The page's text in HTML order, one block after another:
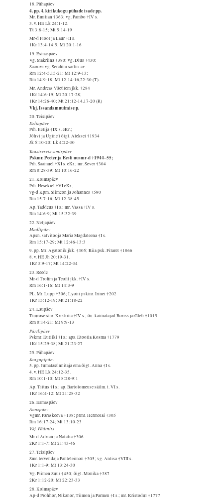
18. Pühapäev
4. pp. 4. kirikukogu pühade isade pp.
Mr. Emilian †363; vg. Pambo †IV s.
3. v. HE Lk 24:1-12.
Tt 3:8-15; Mt 5:14-19
Mr-d Floor ja Laur †II s.
1Kr 13:4-14:5; Mt 20:1-16
19. Esmaspäev
Vg. Makriina †380; vg. Dius †430;
Saarovi vg. Serafimi säilm. av.
Rm 12:4-5,15-21; Mt 12:9-13;
Rm 14:9-18; Mt 12:14-16,22-30 (T).
Mr. Andreas Väeülem jkk. †284
1Kr 14:6-19; Mt 20:17-28;
1Kr 14:26-40; Mt 21:12-14,17-20 (R)
Vkj. Issandamuutmise p.
20. Teisipäev
Eeliapäev
Prh. Eelija †IX s. eKr.;
Jõhvi ja Ugine'i õigl. Aleksei †1934
Jk 5:10-20; Lk 4:22-30
Taasiseseisvumispäev
Pskmr. Peeter ja Eesti uusmr-d †1944–55;
Prh. Saamuel †XI s. eKr.; mr. Sever †304
Rm 8:28-39; Mt 10:16-22
21. Kolmapäev
Prh. Hesekiel †VI eKr.;
vg-d Kpm. Siimeon ja Johannes †590
Rm 15:7-16; Mt 12:38-45
Ap. Taddeus †I s.; mr. Vassa †IV s.
Rm 14:6-9; Mt 15:32-39
22. Neljapäev
Madlipäev
Apsn. salvitooja Maria Magdaleena †I s.
Rm 15:17-29; Mt 12:46-13:3
9. pp. Mr. Agatonik jkk. †305; Riia psk. Filaret †1866
8. v. HE Jh 20:19-31.
1Kr 3:9-17; Mt 14:22-34
23. Reede
Mr-d Trofim ja Teofil jkk. †IV s.
Rm 16:1-16; Mt 14:3-9
PL. Mr. Lupp †306; Lyoni pskmr. Irinei †202
1Kr 15:12-19; Mt 21:18-22
24. Laupäev
Tüürose smr. Kristiina †IV s.; õu. kannatajad Boriss ja Gleb †1015
Rm 8:14-21; Mt 9:9-13
Pärtlipäev
Pskmr. Eutiiki †I s.; aps. Etoolia Kosma †1779
1Kr 15:29-38; Mt 21:23-27
25. Pühapäev
Jaagupipäev
5. pp. Jumalasünnitaja ema õigl. Anna †I s.
4. v. HE Lk 24:12-35.
Rm 10:1-10; Mt 8:28-9:1
Ap. Tiitus †I s.; ap. Bartolomeuse säilm. t. VI s.
1Kr 16:4-12; Mt 21:28-32
26. Esmaspäev
Annepäev
Vgmr. Paraskeeva †138; prmr. Hermolai †305
Rm 16:17-24; Mt 13:10-23
Vkj. Päätnits
Mr-d Adrian ja Natalia †306
2Kr 1:1-7; Mt 21:43-46
27. Teisipäev
Smr. tervendaja Panteleimon †305; vg. Antisa †VIII s.
1Kr 1:1-9; Mt 13:24-30
Vg. Piimen Suur †450; õigl. Monika †387
2Kr 1:12-20; Mt 22:23-33
28. Kolmapäev
Ap-d Prohhor, Nikanor, Tiimon ja Parmen †I s.; mr. Kristodul †1777